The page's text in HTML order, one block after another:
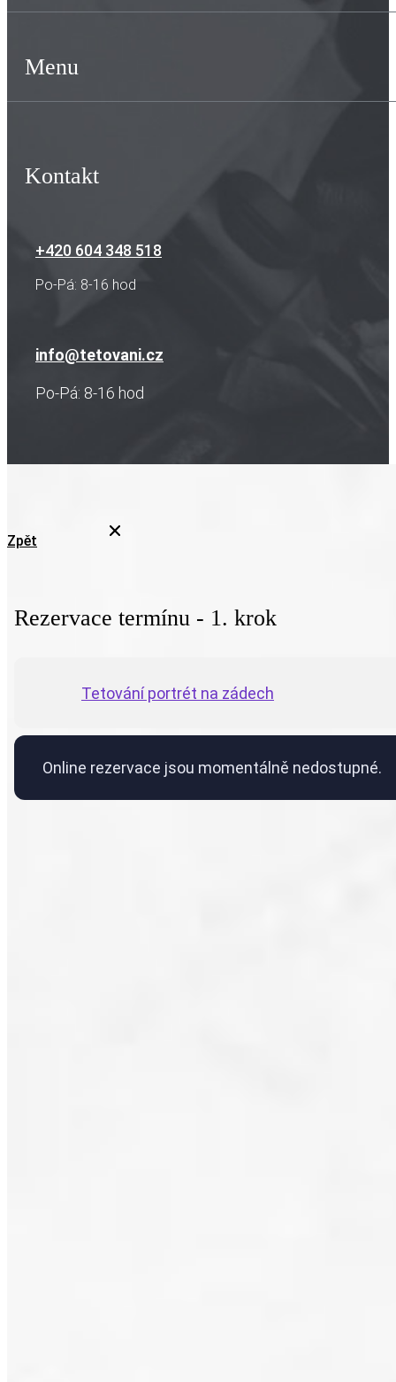
Menu
Kontakt
+420 604 348 518
Po-Pá: 8-16 hod
info@tetovani.cz
Po-Pá: 8-16 hod
Zpět
Rezervace termínu - 1. krok
Tetování portrét na zádech
Online rezervace jsou momentálně nedostupné.